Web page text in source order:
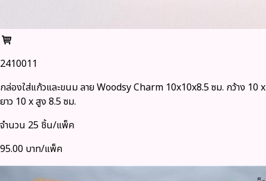
2410011
กล่องใส่แก้วและขนม ลาย Woodsy Charm 10x10x8.5 ซม. กว้าง 10 x
ยาว 10 x สูง 8.5 ซม.
จำนวน 25 ชิ้น/แพ็ค
95.00 บาท/แพ็ค